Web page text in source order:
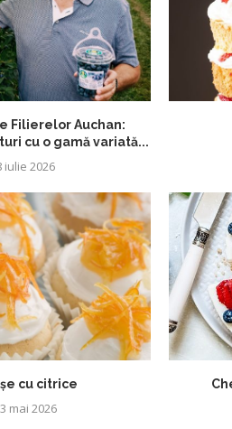
Filierelor Auchan:
cu o gamă variată...
iulie 2026
cu citrice
mai 2026